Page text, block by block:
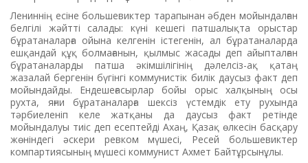
Лениннің есіне большевиктер тарапынан әбден мойындалған
белгілі жәйтті салады: күні кешегі патшалықта орыстар
бұратаналарға ойына келгенін істегенін, ал бұратаналарда
ешқандай құқ болмағанын, қылмыс жасады деп айыпталған
бұратаналарды патша әкімшілігінің дәлелсіз-ақ қатаң
жазалай бергенін бүгінгі коммунистік билік даусыз факт деп
мойындайды. Ендешеғасырлар бойы орыс халқының осы
рухта, яғни бұратаналарға шексіз үстемдік ету рухында
тәрбиеленіп келе жатқаны да даусыз факт ретінде
мойындалуы тиіс деп есептейді Ахаң, Қазақ өлкесін басқару
жөніндегі әскери ревком мүшесі, Ресей большевиктер
компартиясының мүшесі коммунист Ахмет Байтұрсынұлы.